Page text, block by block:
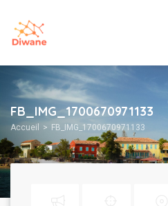
FB_IMG_1700670971133
Accueil FB_IMG_1700670971133